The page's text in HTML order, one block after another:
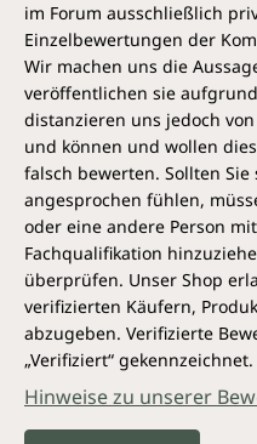
im Forum ausschließlich
Einzelbewertungen der
Wir machen uns die
veröffentlichen sie
distanzieren uns jedoch
und können und wollen
falsch bewerten. Sollten
angesprochen fühlen,
oder eine andere Person
Fachqualifikation
überprüfen. Unser Shop
verifizierten Käufern,
abzugeben. Verifizierte
„Verifiziert“ gekennzeichnet.
Hinweise zu unserer